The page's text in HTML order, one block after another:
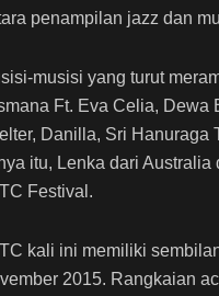
penampilan jazz dan
musisi yang turut
Ft. Eva Celia,
Danilla, Sri Hanuraga
itu, Lenka dari
Festival.
kali ini memiliki
2015. Rangkaian